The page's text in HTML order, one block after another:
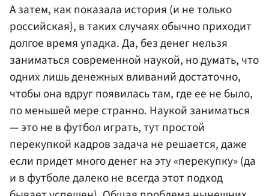
А затем, как показала история (и не только
российская), в таких случаях обычно приходит
долгое время упадка. Да, без денег нельзя
заниматься современной наукой, но думать, что
одних лишь денежных вливаний достаточно,
чтобы она вдруг появилась там, где ее не было,
по меньшей мере странно. Наукой заниматься
— это не в футбол играть, тут простой
перекупкой кадров задача не решается, даже
если придет много денег на эту «перекупку» (да
и в футболе далеко не всегда этот подход